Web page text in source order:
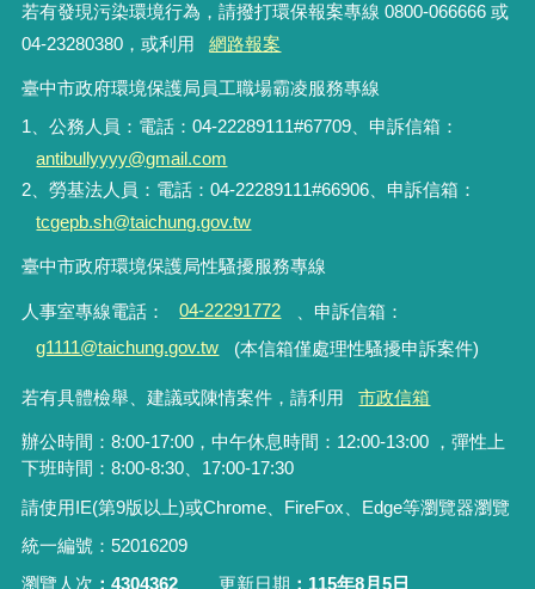
若有發現污染環境行為，請撥打環保報案專線 0800-066666 或
04-23280380，或利用
網路報案
臺中市政府環境保護局員工職場霸凌服務專線
1、公務人員：電話：04-22289111#67709、申訴信箱：
antibullyyyy@gmail.com
2、勞基法人員：電話：04-22289111#66906、申訴信箱：
tcgepb.sh@taichung.gov.tw
臺中市政府環境保護局性騷擾服務專線
人事室專線電話： 04-22291772 、申訴信箱 ：
g1111@taichung.gov.tw
(本信箱僅處理性騷擾申訴案件)
若有具體檢舉、建議或陳情案件，請利用 市政信箱
辦公時間：8:00-17:00，中午休息時間：12:00-13:00 ，彈性上
下班時間：8:00-8:30、17:00-17:30
請使用IE(第9版以上)或Chrome、FireFox、Edge等瀏覽器瀏覽
統一編號：52016209
瀏覽人次
4304362 更新日期 115年8月5日